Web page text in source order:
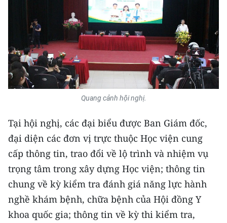
ENGLISH
中文
FRANÇAIS
ESPAÑOL
한국어
Quang cảnh hội nghị.
Tại hội nghị, các đại biểu được Ban Giám đốc,
đại diện các đơn vị trực thuộc Học viện cung
cấp thông tin, trao đổi về lộ trình và nhiệm vụ
trọng tâm trong xây dựng Học viện; thông tin
chung về kỳ kiểm tra đánh giá năng lực hành
nghề khám bệnh, chữa bệnh của Hội đồng Y
khoa quốc gia; thông tin về kỳ thi kiểm tra,